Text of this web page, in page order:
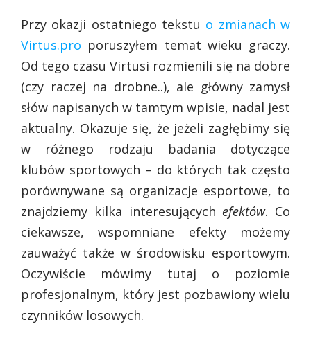
Przy okazji ostatniego tekstu o zmianach w
Virtus.pro poruszyłem temat wieku graczy.
Od tego czasu Virtusi rozmienili się na dobre
(czy raczej na drobne..), ale główny zamysł
słów napisanych w tamtym wpisie, nadal jest
aktualny. Okazuje się, że jeżeli zagłębimy się
w różnego rodzaju badania dotyczące
klubów sportowych – do których tak często
porównywane są organizacje esportowe, to
znajdziemy kilka interesujących efektów. Co
ciekawsze, wspomniane efekty możemy
zauważyć także w środowisku esportowym.
Oczywiście mówimy tutaj o poziomie
profesjonalnym, który jest pozbawiony wielu
czynników losowych.